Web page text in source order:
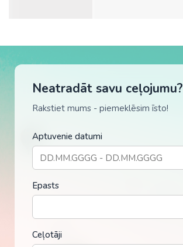
Neatradāt savu ceļojumu?
Rakstiet mums - piemeklēsim īsto!
Aptuvenie datumi
Epasts
Ceļotāji